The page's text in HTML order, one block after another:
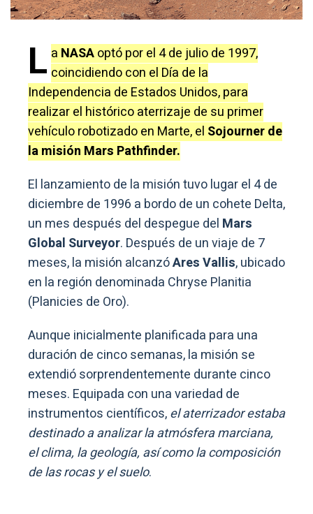
L a NASAoptó por el 4 de julio de 1997,
coincidiendo con el Día de la
Independencia de Estados Unidos, para
realizar el histórico aterrizaje de su primer
vehículo robotizado en Marte, el Sojourner de
la misión Mars Pathfinder.
El lanzamiento de la misión tuvo lugar el 4 de
diciembre de 1996 a bordo de un cohete Delta,
un mes después del despegue del Mars
Global Surveyor. Después de un viaje de 7
meses, la misión alcanzóAres Vallis, ubicado
en la región denominada Chryse Planitia
(Planicies de Oro).
Aunque inicialmente planificada para una
duración de cinco semanas, la misión se
extendió sorprendentemente durante cinco
meses. Equipada con una variedad de
instrumentos científicos,el aterrizador estaba
destinado a analizar la atmósfera marciana,
el clima, la geología, así como la composición
de las rocas y el suelo.